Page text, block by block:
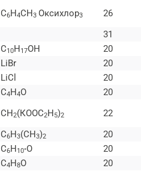
C6H4СН3 Оксихлор3
26
31
C10H17ОН
20
LiBr
20
LiCl
20
C4H4O
20
СН2(КООС2H5)2
22
C6H3(СН3)2
20
C6H10°O
20
C4H8O
20